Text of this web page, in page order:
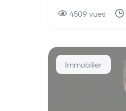
4509 vues
Immobilier